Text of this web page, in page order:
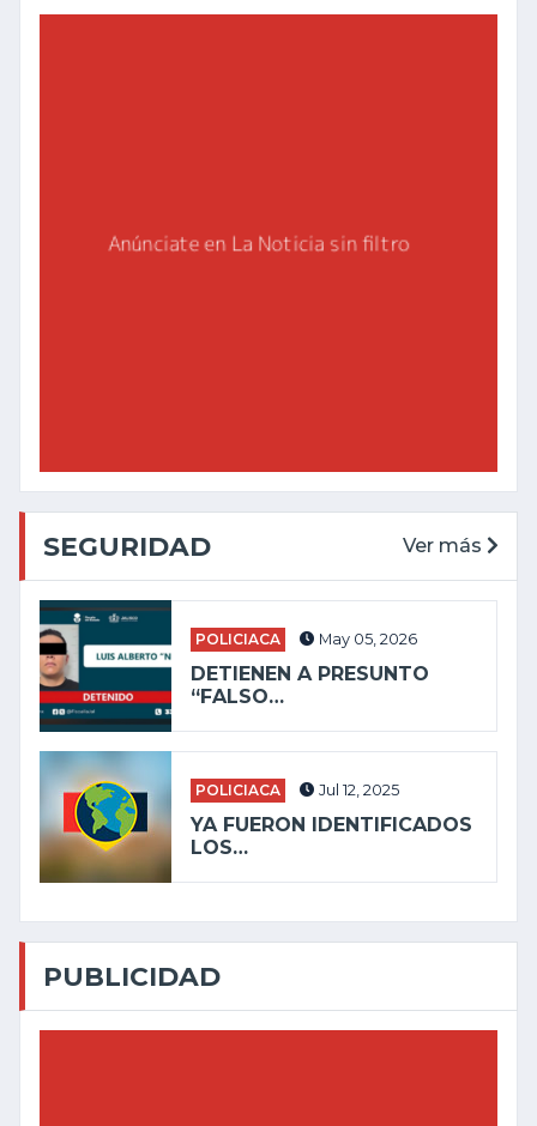
SEGURIDAD Ver más
POLICIACA May 05, 2026
DETIENEN A PRESUNTO
“FALSO…
POLICIACA Jul 12, 2025
YA FUERON IDENTIFICADOS
LOS…
PUBLICIDAD